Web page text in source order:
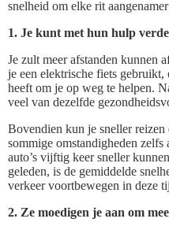
snelheid om elke rit
1. Je kunt met hun hulp
Je zult meer afstanden kunnen
je een elektrische fiets
heeft om je op weg te helpen.
veel van dezelfde
Bovendien kun je sneller reizen
sommige omstandigheden zelfs
auto’s vijftig keer sneller
geleden, is de gemiddelde
verkeer voortbewegen in deze
2. Ze moedigen je aan om